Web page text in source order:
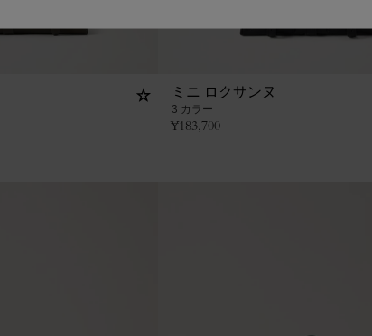
ミニ ロクサンヌ
3 カラー
¥183,700